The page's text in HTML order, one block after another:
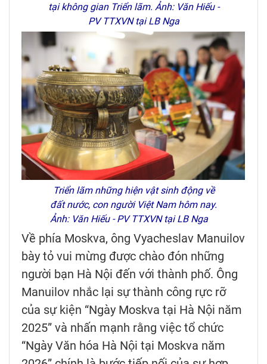
tại không gian Triển lãm. Ảnh: Văn Hiếu -
PV TTXVN tại LB Nga
Triển lãm những hiện vật sinh động về
đất nước, con người Việt Nam hôm nay.
Ảnh: Văn Hiếu - PV TTXVN tại LB Nga
Về phía Moskva, ông Vyacheslav Manuilov
bày tỏ vui mừng được chào đón những
người bạn Hà Nội đến với thành phố. Ông
Manuilov nhắc lại sự thành công rực rỡ
của sự kiện “Ngày Moskva tại Hà Nội năm
2025” và nhấn mạnh rằng việc tổ chức
“Ngày Văn hóa Hà Nội tại Moskva năm